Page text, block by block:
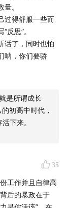
。
过得舒服一些而
反思”。
话了，同时也怕
呐，你们要骄
生活中，我究竟
慢慢偃旗息鼓，
车看到妈妈的时
就是死路一条，
封闭，就是思
上的创伤记
是所谓成长
初高中时代，
下来。
35
工作并且自律高
后的暴政在于